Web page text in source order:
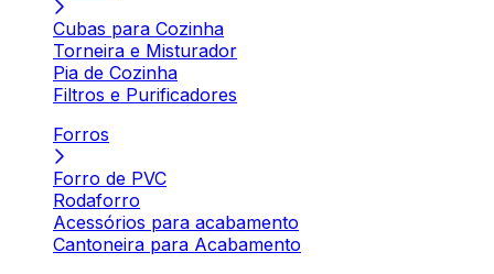
Cubas para Cozinha
Torneira e Misturador
Pia de Cozinha
Filtros e Purificadores
Forros
Forro de PVC
Rodaforro
Acessórios para acabamento
Cantoneira para Acabamento